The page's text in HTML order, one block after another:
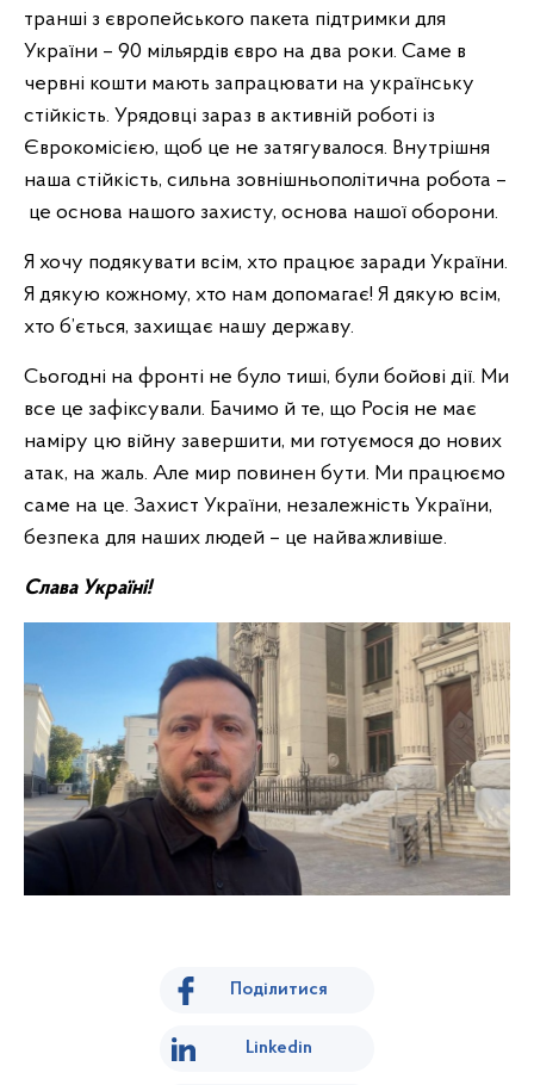
транші з європейського пакета підтримки для
України – 90 мільярдів євро на два роки. Саме в
червні кошти мають запрацювати на українську
стійкість. Урядовці зараз в активній роботі із
Єврокомісією, щоб це не затягувалося. Внутрішня
наша стійкість, сильна зовнішньополітична робота –
це основа нашого захисту, основа нашої оборони.
Я хочу подякувати всім, хто працює заради України.
Я дякую кожному, хто нам допомагає! Я дякую всім,
хто б’ється, захищає нашу державу.
Сьогодні на фронті не було тиші, були бойові дії. Ми
все це зафіксували. Бачимо й те, що Росія не має
наміру цю війну завершити, ми готуємося до нових
атак, на жаль. Але мир повинен бути. Ми працюємо
саме на це. Захист України, незалежність України,
безпека для наших людей – це найважливіше.
Слава Україні!
Поділитися
Linkedin